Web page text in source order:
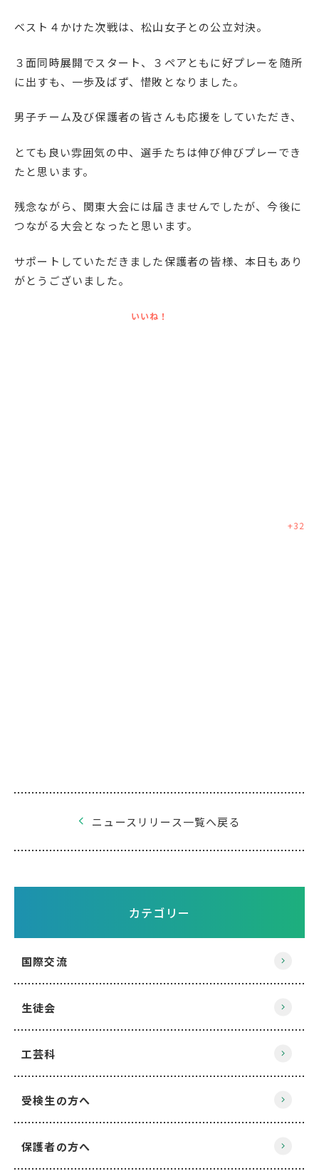
ベスト４かけた次戦は、松山女子との公立対決。
３面同時展開でスタート、３ペアともに好プレーを随所
に出すも、一歩及ばず、惜敗となりました。
男子チーム及び保護者の皆さんも応援をしていただき、
とても良い雰囲気の中、選手たちは伸び伸びプレーでき
たと思います。
残念ながら、関東大会には届きませんでしたが、今後に
つながる大会となったと思います。
サポートしていただきました保護者の皆様、本日もあり
がとうございました。
いいね！
+32
ニュースリリース一覧へ戻る
カテゴリー
国際交流
生徒会
工芸科
受検生の方へ
保護者の方へ